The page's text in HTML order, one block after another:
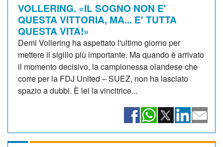
VOLLERING. «IL SOGNO NON E'
QUESTA VITTORIA, MA... E' TUTTA
QUESTA VITA!»
Demi Vollering ha aspettato l'ultimo giorno per
mettere il sigillo più importante. Ma quando è arrivato
il momento decisivo, la campionessa olandese che
corre per la FDJ United – SUEZ, non ha lasciato
spazio a dubbi. È lei la vincitrice...